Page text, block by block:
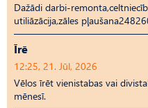
Dažādi darbi-
utiliāzācija,zāles
Īrē
12:25, 21. Jūl, 2026
Vēlos īrēt vienistabas vai
mēnesī.